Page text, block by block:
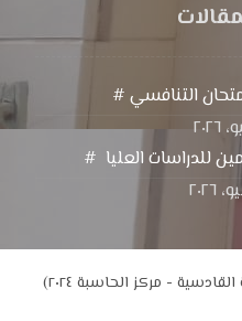
التنافسي #
للدراسات العليا #
- مركز الحاسبة ٢٠٢٤)